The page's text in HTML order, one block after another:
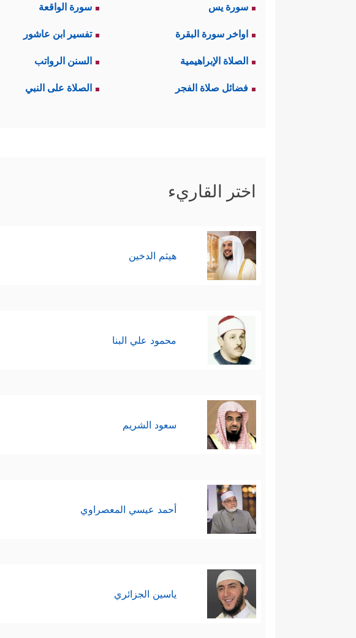
سورة يس سورة الواقعة
اواخر سورة البقرة تفسير ابن عاشور
الصلاة الإبراهيمية السنن الرواتب
فضائل صلاة الفجر الصلاة على النبي
اختر القاريء
هيثم الدخين
محمود علي البنا
سعود الشريم
أحمد عيسي المعصراوي
ياسين الجزائري